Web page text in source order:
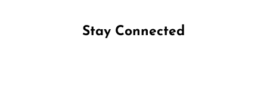
Stay Connected